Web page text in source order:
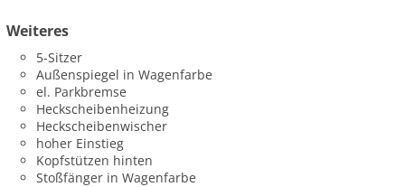
Weiteres
5-Sitzer
Außenspiegel in Wagenfarbe
el. Parkbremse
Heckscheibenheizung
Heckscheibenwischer
hoher Einstieg
Kopfstützen hinten
Stoßfänger in Wagenfarbe